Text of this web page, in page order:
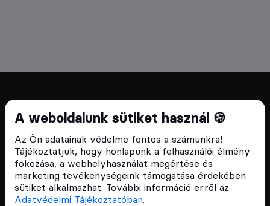
A weboldalunk sütiket használ 🍪
Az Ön adatainak védelme fontos a számunkra!
Tájékoztatjuk, hogy honlapunk a felhasználói élmény
fokozása, a webhelyhasználat megértése és
marketing tevékenységeink támogatása érdekében
sütiket alkalmazhat. További információ erről az
Adatvédelmi Tájékoztatóban.
Cryptofalka 2018 óta
Szívünkön viseljük a blokklánc technológia
népszerűsítését Magyarországon, ezért 2018 óta a
Cryptofalka célja, hogy biztosítsa a hazai közösség
és vállalatok digitális oktatását és fejlődését.